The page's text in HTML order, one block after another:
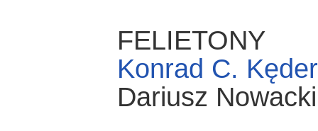
FELIETONY
Konrad C. Kęder
Dariusz